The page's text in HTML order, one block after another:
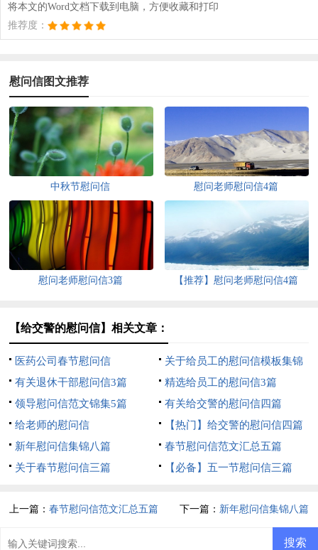
将本文的Word文档下载到电脑，方便收藏和打印
推荐度：
慰问信图文推荐
中秋节慰问信 慰问老师慰问信4篇
慰问老师慰问信3篇 【推荐】慰问老师慰问信4篇
【给交警的慰问信】相关文章：
医药公司春节慰问信
关于给员工的慰问信模板集锦
8篇
有关退休干部慰问信3篇
精选给员工的慰问信3篇
领导慰问信范文锦集5篇
有关给交警的慰问信四篇
给老师的慰问信
【热门】给交警的慰问信四篇
新年慰问信集锦八篇
春节慰问信范文汇总五篇
关于春节慰问信三篇
【必备】五一节慰问信三篇
上一篇：春节慰问信范文汇总五篇 下一篇： 新年慰问信集锦八篇